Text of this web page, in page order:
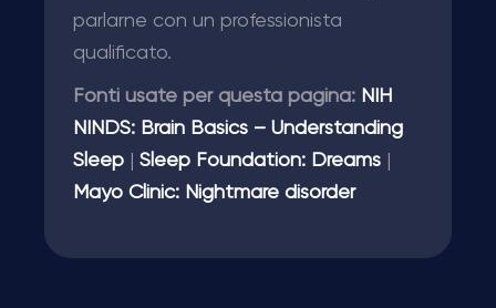
parlarne con un professionista
qualificato.
Fonti usate per questa pagina: NIH
NINDS: Brain Basics – Understanding
Sleep
Sleep Foundation: Dreams
Mayo Clinic: Nightmare disorder